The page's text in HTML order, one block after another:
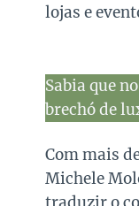
lojas e
Sabia que
brechó de
Com mais
Michele